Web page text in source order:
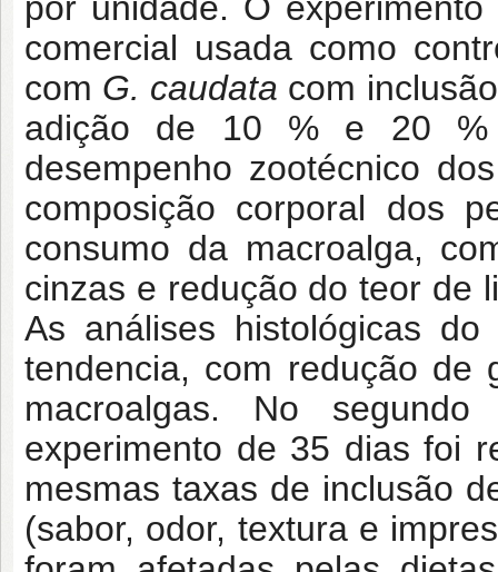
comercial usada como
com G. caudata com
adição de 10 % e 20 %
desempenho zootécnico
composição corporal dos
consumo da macroalga,
cinzas e redução do teor de
As análises histológicas
tendencia, com redução de
macroalgas. No
experimento de 35 dias foi
mesmas taxas de inclusão
(sabor, odor, textura e